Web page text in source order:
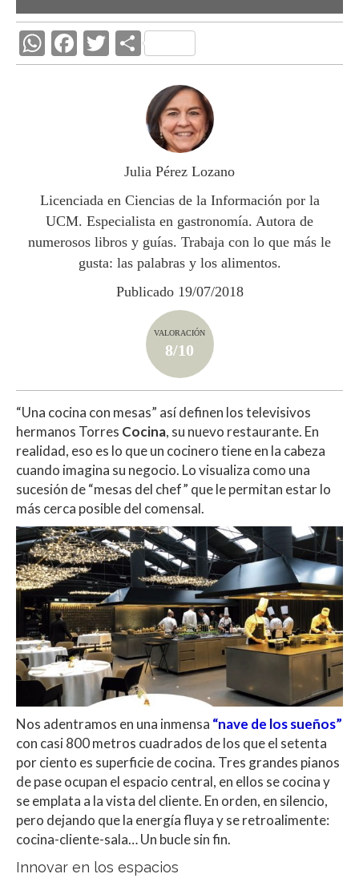
W
h
p
F
ac
k
T
w
C
o
m
p
ar
ti
r
Julia Pérez Lozano
Licenciada en Ciencias de la Información por la
UCM. Especialista en gastronomía. Autora de
numerosos libros y guías. Trabaja con lo que más le
gusta: las palabras y los alimentos.
Publicado 19/07/2018
VALORACIÓN
8/10
“Una cocina con mesas” así definen los televisivos
hermanos Torres Cocina, su nuevo restaurante. En
realidad, eso es lo que un cocinero tiene en la cabeza
cuando imagina su negocio. Lo visualiza como una
sucesión de “mesas del chef” que le permitan estar lo
más cerca posible del comensal.
Nos adentramos en una inmensa “nave de los sueños”
con casi 800 metros cuadrados de los que el setenta
por ciento es superficie de cocina. Tres grandes pianos
de pase ocupan el espacio central, en ellos se cocina y
se emplata a la vista del cliente. En orden, en silencio,
pero dejando que la energía fluya y se retroalimente:
cocina-cliente-sala… Un bucle sin fin.
Innovar en los espacios